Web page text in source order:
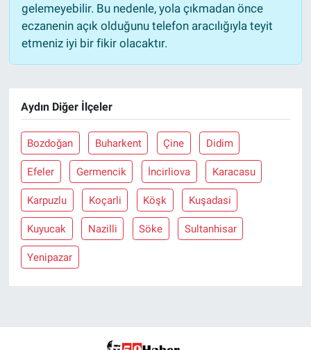
gelemeyebilir. Bu nedenle, yola çıkmadan önce
eczanenin açık olduğunu telefon aracılığıyla teyit
etmeniz iyi bir fikir olacaktır.
Aydın Diğer İlçeler
Bozdoğan Buharkent Çine Didim
Efeler Germencik İncirliova Karacasu
Karpuzlu Koçarli Köşk Kuşadasi
Kuyucak Nazilli Söke Sultanhisar
Yenipazar